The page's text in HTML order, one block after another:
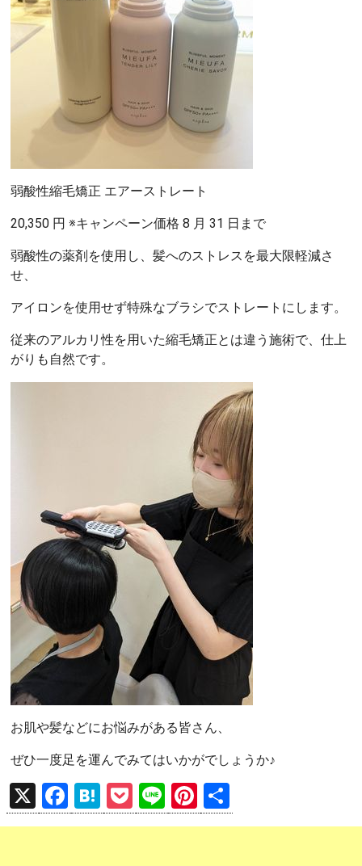
弱酸性縮毛矯正 エアーストレート
20,350 円 ※キャンペーン価格 8 月 31 日まで
弱酸性の薬剤を使用し、髪へのストレスを最大限軽減さ
せ、
アイロンを使用せず特殊なブラシでストレートにします。
従来のアルカリ性を用いた縮毛矯正とは違う施術で、仕上
がりも自然です。
お肌や髪などにお悩みがある皆さん、
ぜひ一度足を運んでみてはいかがでしょうか♪
X
F
a
H
at
P
o
Li
n
Pi
nt 有